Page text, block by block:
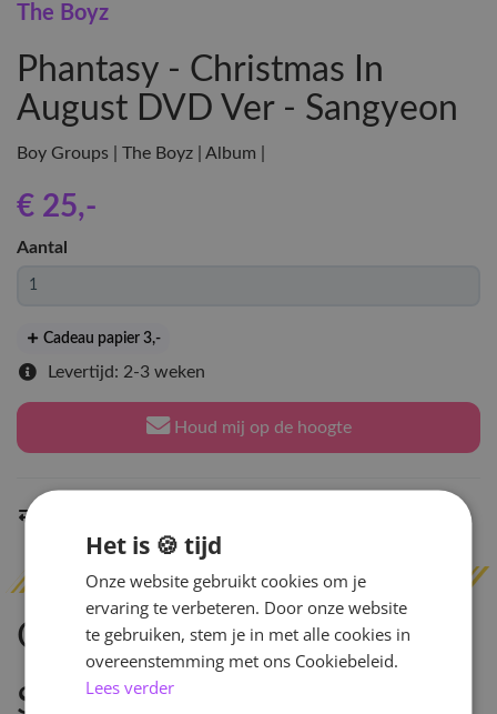
The Boyz
Phantasy - Christmas In
August DVD Ver - Sangyeon
Boy Groups | The Boyz | Album |
€ 25,-
Aantal
Cadeau papier 3,-
Levertijd: 2-3 weken
Houd mij op de hoogte
Omschrijving
Specificaties
Het is 🍪 tijd
Onze website gebruikt cookies om je
ervaring te verbeteren. Door onze website
te gebruiken, stem je in met alle cookies in
overeenstemming met ons Cookiebeleid.
Lees verder